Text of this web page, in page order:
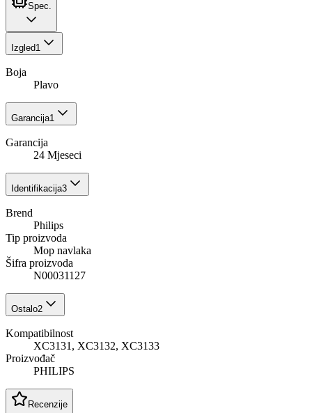
Spec.
Izgled1
Boja
Plavo
Garancija1
Garancija
24 Mjeseci
Identifikacija3
Brend
Philips
Tip proizvoda
Mop navlaka
Šifra proizvoda
N00031127
Ostalo2
Kompatibilnost
XC3131, XC3132, XC3133
Proizvođač
PHILIPS
Recenzije